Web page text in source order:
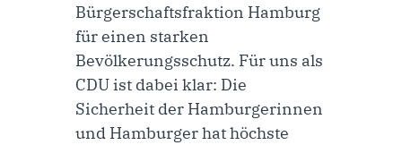
Bürgerschaftsfraktion Hamburg
für einen starken
Bevölkerungsschutz. Für uns als
CDU ist dabei klar: Die
Sicherheit der Hamburgerinnen
und Hamburger hat höchste